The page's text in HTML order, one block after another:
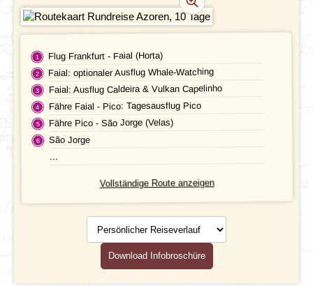
REZENSIONEN
PRAKTISCHE INFOS
Unterkunft
Fluginformationen
Reisedokumente
Mahlzeiten
FAQ
FOTOS UND VIDEOS
Flug Frankfurt - Faial (Horta)
Faial: optionaler Ausflug Whale-Watching
Faial: Ausflug Caldeira & Vulkan Capelinho
Fähre Faial - Pico: Tagesausflug Pico
Fähre Pico - São Jorge (Velas)
São Jorge
...
Vollständige Route anzeigen
Reiseverlauf
Download Infobroschüre